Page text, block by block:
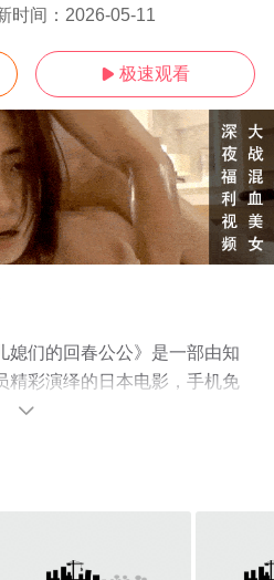
时间： 2026-05-11
 极速观看
媳们的回春公公》是一部由知
精彩演绎的日本电影，手机免
影大全就上飘花影院，更多相
